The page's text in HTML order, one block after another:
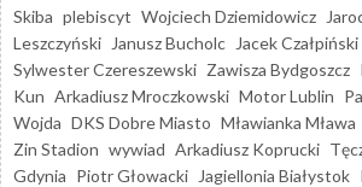
Skiba plebiscyt Wojciech Dziemidowicz
Leszczyński
Janusz Bucholc Jacek Czałpiński
Sylwester Czereszewski Zawisza Bydgoszcz
Kun Arkadiusz Mroczkowski Motor Lublin
Wojda DKS Dobre Miasto Mławianka Mława
Zin Stadion wywiad Arkadiusz Koprucki
Gdynia Piotr Głowacki Jagiellonia Białystok